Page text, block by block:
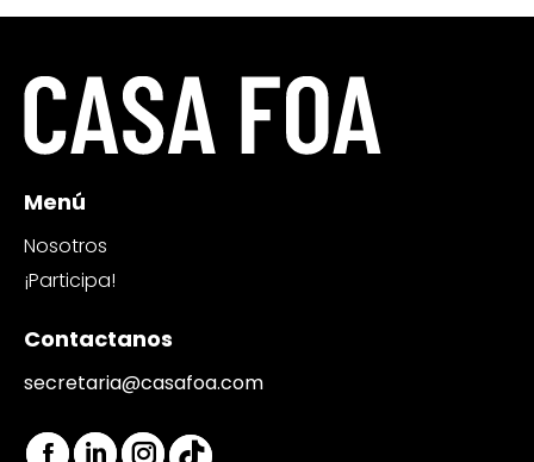
Menú
Nosotros
¡Participa!
Contactanos
secretaria@casafoa.com
Encuéntranos en: